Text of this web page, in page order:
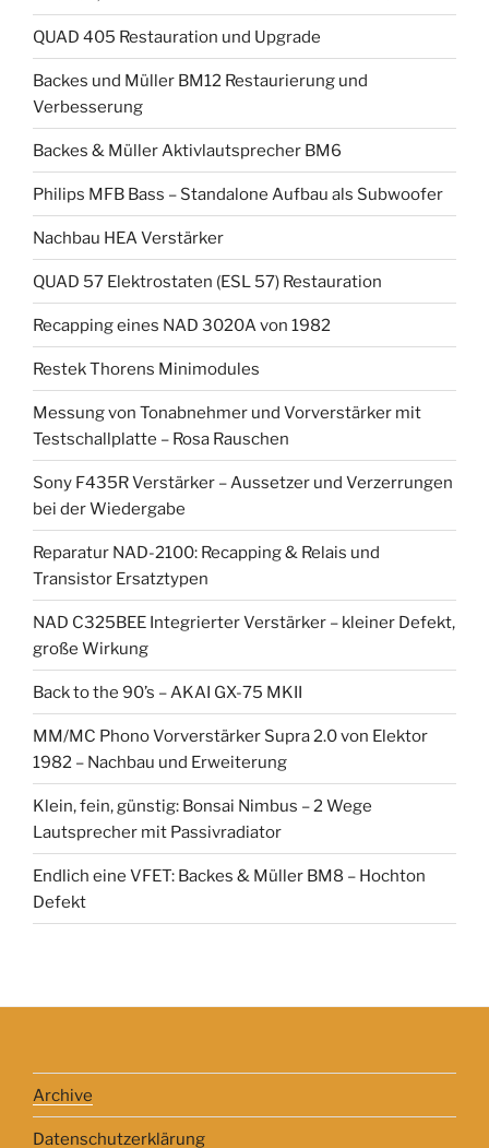
QUAD 405 Restauration und Upgrade
Backes und Müller BM12 Restaurierung und
Verbesserung
Backes & Müller Aktivlautsprecher BM6
Philips MFB Bass – Standalone Aufbau als Subwoofer
Nachbau HEA Verstärker
QUAD 57 Elektrostaten (ESL 57) Restauration
Recapping eines NAD 3020A von 1982
Restek Thorens Minimodules
Messung von Tonabnehmer und Vorverstärker mit
Testschallplatte – Rosa Rauschen
Sony F435R Verstärker – Aussetzer und Verzerrungen
bei der Wiedergabe
Reparatur NAD-2100: Recapping & Relais und
Transistor Ersatztypen
NAD C325BEE Integrierter Verstärker – kleiner Defekt,
große Wirkung
Back to the 90’s – AKAI GX-75 MKII
MM/MC Phono Vorverstärker Supra 2.0 von Elektor
1982 – Nachbau und Erweiterung
Klein, fein, günstig: Bonsai Nimbus – 2 Wege
Lautsprecher mit Passivradiator
Endlich eine VFET: Backes & Müller BM8 – Hochton
Defekt
Archive
Datenschutzerklärung